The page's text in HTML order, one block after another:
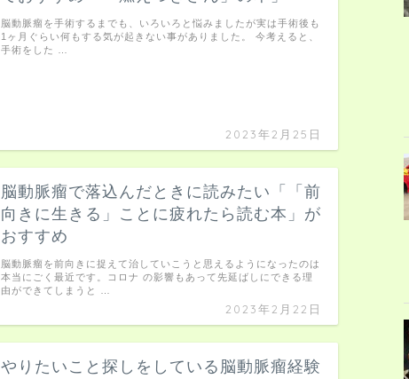
2023年2月25日
脳動脈瘤を手術するまでも、いろいろと悩みましたが実は手術後も
1ヶ月ぐらい何もする気が起きない事がありました。 今考えると、
手術をした …
脳動脈瘤で落込んだときに読みたい「「前
向きに生きる」ことに疲れたら読む本」が
おすすめ
2023年2月22日
脳動脈瘤を前向きに捉えて治していこうと思えるようになったのは
本当にごく最近です。コロナ の影響もあって先延ばしにできる理
由ができてしまうと …
やりたいこと探しをしている脳動脈瘤経験
脳
脳